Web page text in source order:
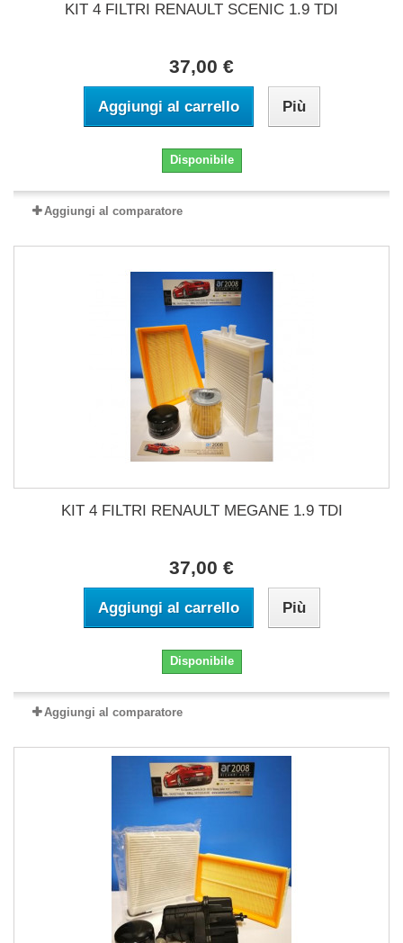
KIT 4 FILTRI RENAULT SCENIC 1.9 TDI
37,00 €
Aggiungi al carrello Più
Disponibile
Aggiungi al comparatore
KIT 4 FILTRI RENAULT MEGANE 1.9 TDI
37,00 €
Aggiungi al carrello Più
Disponibile
Aggiungi al comparatore